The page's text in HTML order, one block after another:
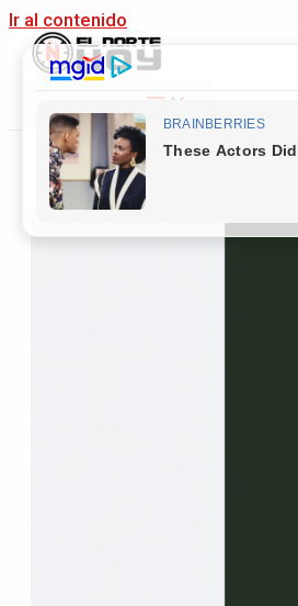
Ir al contenido
Main Menu